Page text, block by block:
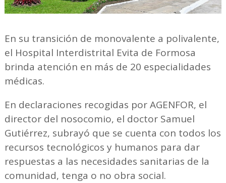
En su transición de monovalente a polivalente,
el Hospital Interdistrital Evita de Formosa
brinda atención en más de 20 especialidades
médicas.
En declaraciones recogidas por AGENFOR, el
director del nosocomio, el doctor Samuel
Gutiérrez, subrayó que se cuenta con todos los
recursos tecnológicos y humanos para dar
respuestas a las necesidades sanitarias de la
comunidad, tenga o no obra social.